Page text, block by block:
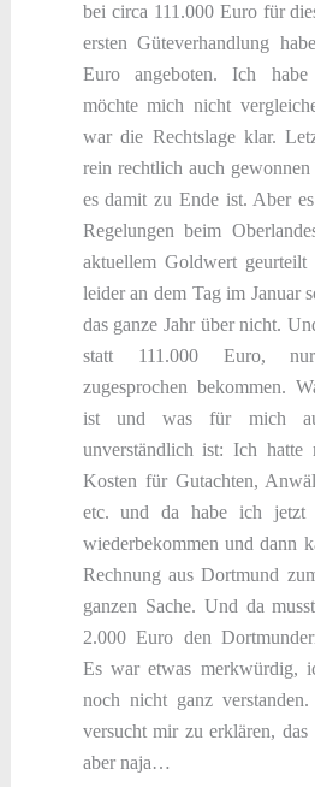
bei circa 111.000 Euro für
ersten Güteverhandlung
Euro angeboten. Ich
möchte mich nicht
war die Rechtslage klar.
rein rechtlich auch
es damit zu Ende ist. Aber
Regelungen beim
aktuellem Goldwert
leider an dem Tag im Januar
das ganze Jahr über nicht.
statt 111.000 Euro,
zugesprochen bekommen.
ist und was für mich
unverständlich ist: Ich hatte
Kosten für Gutachten,
etc. und da habe ich jetzt
wiederbekommen und dann
Rechnung aus Dortmund
ganzen Sache. Und da
2.000 Euro den
Es war etwas merkwürdig,
noch nicht ganz
versucht mir zu erklären,
aber naja…